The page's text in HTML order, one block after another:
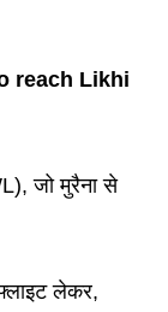
reach Likhi
जो मुरैना से
लेकर,